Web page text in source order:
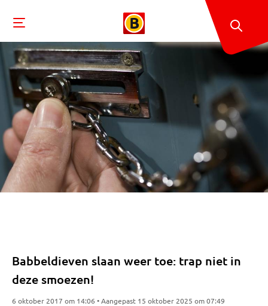
Babbeldieven slaan weer toe: trap niet in
deze smoezen!
6 oktober 2017 om 14:06 • Aangepast 15 oktober 2025 om 07:49